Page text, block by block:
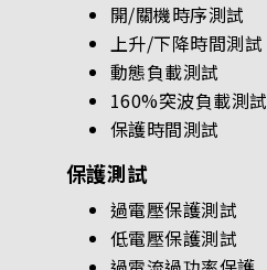
開/關機時序測試
上升/下降時間測試
動態負載測試
160%突波負載測試
保護時間測試
保護測試
過電壓保護測試
低電壓保護測試